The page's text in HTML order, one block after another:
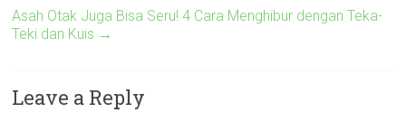
Asah Otak Juga Bisa Seru! 4 Cara Menghibur dengan Teka-
Teki dan Kuis →
Leave a Reply